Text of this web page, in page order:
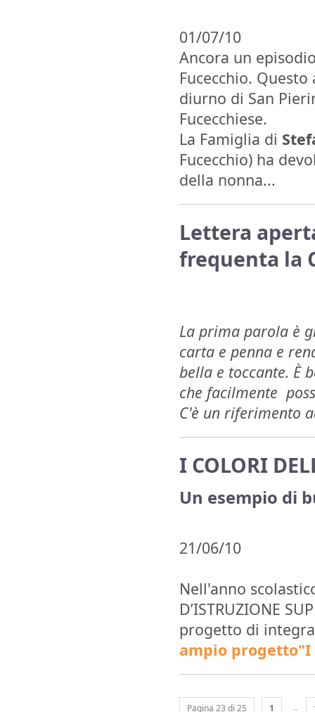
01/07/10
Ancora un
Fucecchio.
diurno di San
Fucecchiese.
La Famiglia di
Fucecchio) ha
della nonna...
Lettera
frequenta la
La prima parola è
carta e penna e
bella e toccante. È
che facilmente
C'è un riferimento
I COLORI
Un esempio di
21/06/10
Nell'anno
D’ISTRUZIONE
progetto di
ampio progetto"I
Pagina 23 di 25 1 ..